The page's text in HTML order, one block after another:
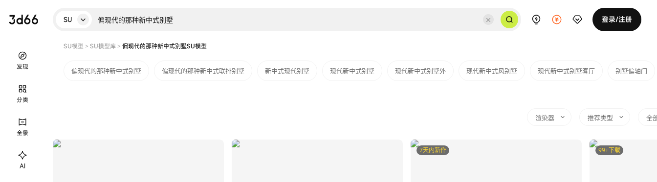
SU 登录/注册
发现
分类
全景
AI
SU模型 > SU模型库> 偏现代的那种新中式别墅SU模型
偏现代的那种新中式别墅 偏现代的那种新中式联排别墅 新中式现代别墅 现代新中式别墅 现代新中式别墅外 现代新中式风别墅 现代新中式别墅客厅 别墅偏轴门
渲染器 推荐类型 全
7天内新作 99+下载